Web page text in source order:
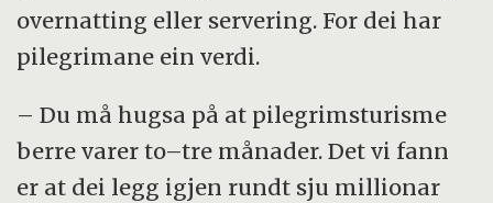
overnatting eller servering. For dei har
pilegrimane ein verdi.
– Du må hugsa på at pilegrimsturisme
berre varer to–tre månader. Det vi fann
er at dei legg igjen rundt sju millionar